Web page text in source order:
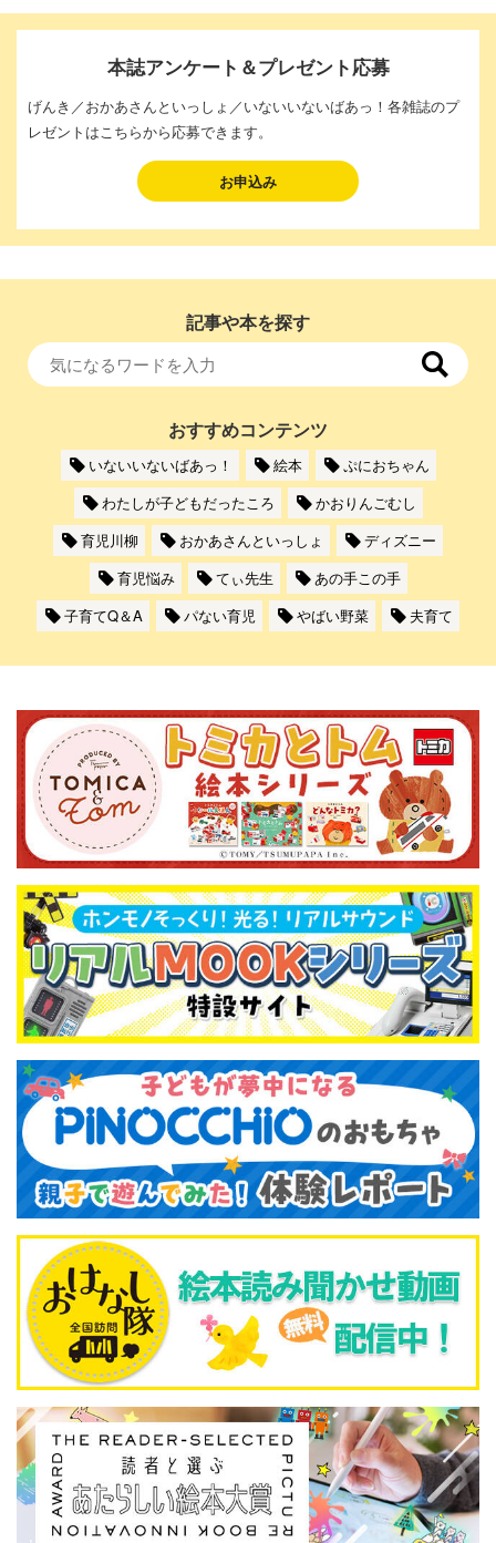
本誌アンケート＆プレゼント応募
げんき／おかあさんといっしょ／いないいないばあっ！各雑誌のプ
レゼントはこちらから応募できます。
お申込み
記事や本を探す
おすすめコンテンツ
いないいないばあっ！ 絵本
ぷにおちゃん
わたしが子どもだったころ
かおりんごむし
育児川柳
おかあさんといっしょ
ディズニー
育児悩み
てぃ先生
あの手この手
子育てQ＆A
パない育児 やばい野菜 夫育て